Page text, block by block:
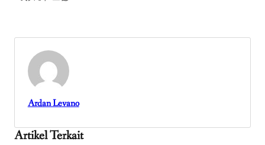
Ardan Levano
Artikel Terkait